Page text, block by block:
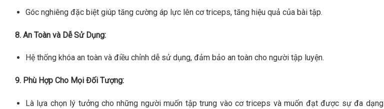
Góc nghiêng đặc biệt giúp tăng cường áp lực lên cơ triceps, tăng hiệu quả của bài tập.
8. An Toàn và Dễ Sử Dụng:
Hệ thống khóa an toàn và điều chỉnh dễ sử dụng, đảm bảo an toàn cho người tập luyện.
9. Phù Hợp Cho Mọi Đối Tượng:
Là lựa chọn lý tưởng cho những người muốn tập trung vào cơ triceps và muốn đạt được sự đa dạng